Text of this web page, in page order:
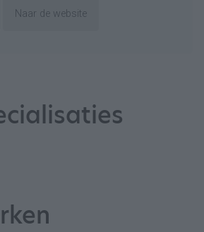
Naar de website